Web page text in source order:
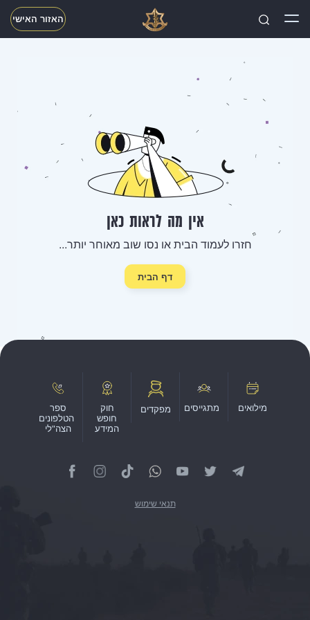
חפשו האזור האישי
אין מה לראות כאן
חזרו לעמוד הבית או נסו שוב מאוחר יותר...
דף הבית
מילואים מתגייסים מפקדים
חוק
חופש
המידע
ספר
הטלפונים
הצה"לי
תנאי שימוש